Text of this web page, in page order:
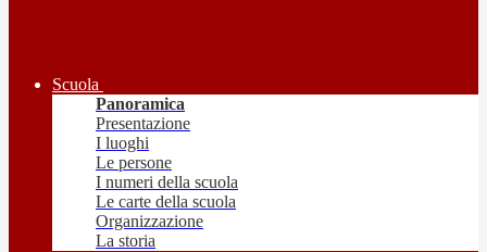
Scuola
Panoramica
Presentazione
I luoghi
Le persone
I numeri della scuola
Le carte della scuola
Organizzazione
La storia